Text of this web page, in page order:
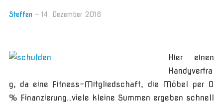
Steffen— 14. Dezember 2016
Hier einen
Handyvertra
g, da eine Fitness-Mitgliedschaft, die Möbel per 0
% Finanzierung…viele kleine Summen ergeben schnell